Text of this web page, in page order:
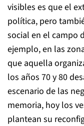
visibles es que el
política, pero
social en el campo
ejemplo, en las
que aquella
los años 70 y 80
escenario de las
memoria, hoy los
plantean su